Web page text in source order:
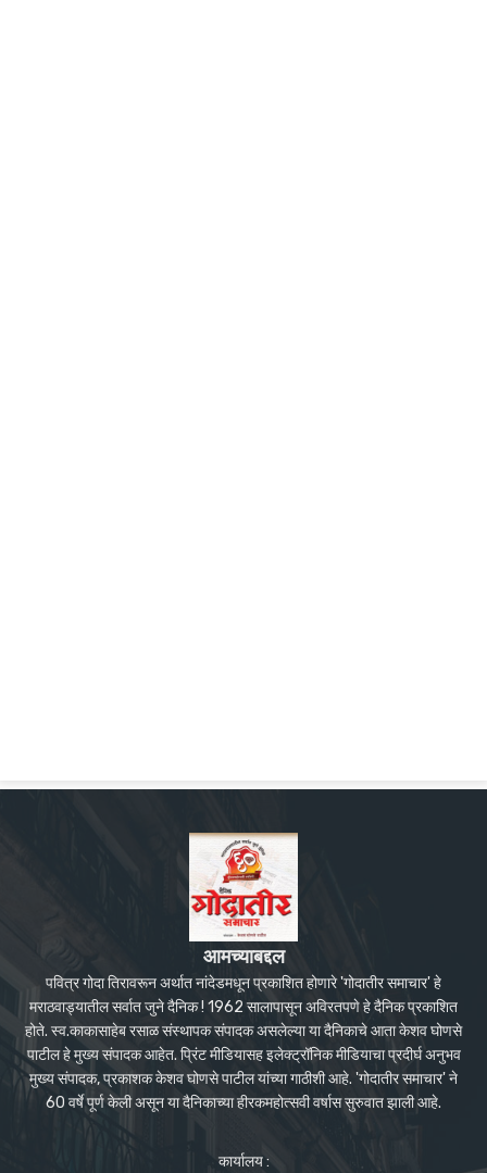
आमच्याबद्दल
पवित्र गोदा तिरावरून अर्थात नांदेडमधून प्रकाशित होणारे 'गोदातीर समाचार' हे
मराठवाड्यातील सर्वात जुने दैनिक ! 1962 सालापासून अविरतपणे हे दैनिक प्रकाशित
होते. स्व.काकासाहेब रसाळ संस्थापक संपादक असलेल्या या दैनिकाचे आता केशव घोणसे
पाटील हे मुख्य संपादक आहेत. प्रिंट मीडियासह इलेक्ट्रॉनिक मीडियाचा प्रदीर्घ अनुभव
मुख्य संपादक, प्रकाशक केशव घोणसे पाटील यांच्या गाठीशी आहे. 'गोदातीर समाचार' ने
60 वर्षे पूर्ण केली असून या दैनिकाच्या हीरकमहोत्सवी वर्षास सुरुवात झाली आहे.
कार्यालय :